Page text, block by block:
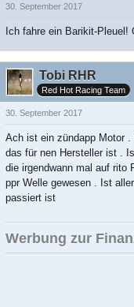
30. September 2017
Ich fahre ein Barikit-
Tobi RHR
Red Hot Racing Team
30. September 2017
Ach ist ein zündapp Motor
das für nen Hersteller ist .
die irgendwann mal auf rito
ppr Welle gewesen . Ist
passiert ist
Werbung zur